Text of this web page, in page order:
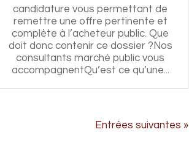
candidature vous permettant de
remettre une offre pertinente et
complète à l’acheteur public. Que
doit donc contenir ce dossier ?Nos
consultants marché public vous
accompagnentQu’est ce qu’une...
Entrées suivantes »